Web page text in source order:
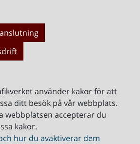
använder kakor för att
ditt besök på vår webbplats.
webbplatsen accepterar du
kakor.
hur du avaktiverar dem